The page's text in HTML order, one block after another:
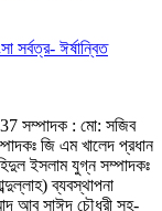
সর্বত্র- ঈর্ষান্বিত
সম্পাদক : মো: সজিব
জি এম খালেদ প্রধান
ইসলাম যুগ্ন সম্পাদকঃ
ব্যবস্থাপনা
আবু সাঈদ চৌধুরী সহ-